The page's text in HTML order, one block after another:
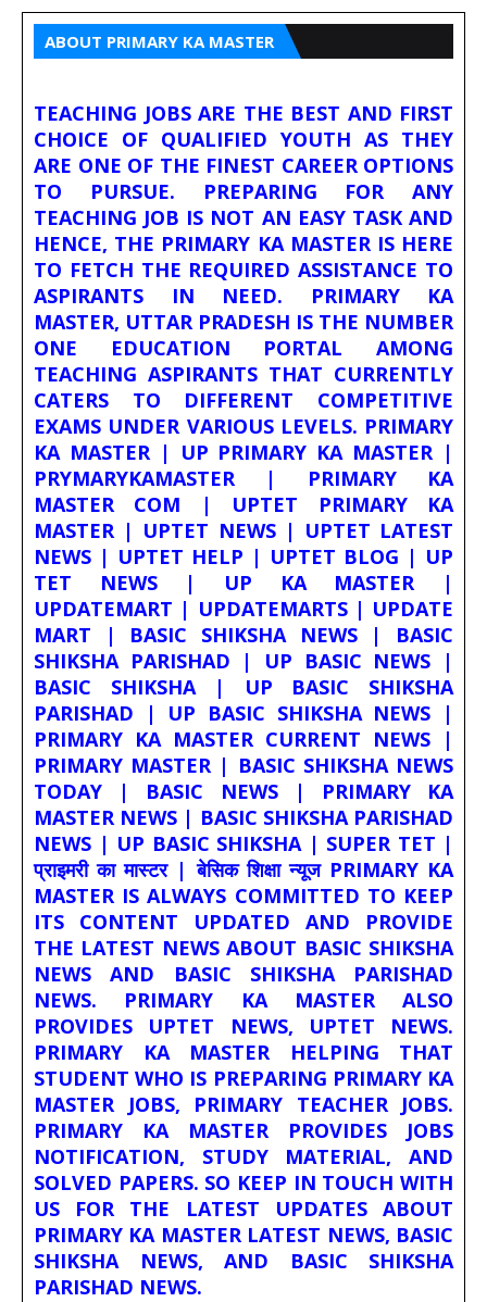
ABOUT PRIMARY KA MASTER
TEACHING JOBS ARE THE BEST AND FIRST
CHOICE OF QUALIFIED YOUTH AS THEY
ARE ONE OF THE FINEST CAREER OPTIONS
TO PURSUE. PREPARING FOR ANY
TEACHING JOB IS NOT AN EASY TASK AND
HENCE, THE PRIMARY KA MASTER IS HERE
TO FETCH THE REQUIRED ASSISTANCE TO
ASPIRANTS IN NEED. PRIMARY KA
MASTER, UTTAR PRADESH IS THE NUMBER
ONE EDUCATION PORTAL AMONG
TEACHING ASPIRANTS THAT CURRENTLY
CATERS TO DIFFERENT COMPETITIVE
EXAMS UNDER VARIOUS LEVELS. PRIMARY
KA MASTER | UP PRIMARY KA MASTER |
PRYMARYKAMASTER | PRIMARY KA
MASTER COM | UPTET PRIMARY KA
MASTER | UPTET NEWS | UPTET LATEST
NEWS | UPTET HELP | UPTET BLOG | UP
TET NEWS | UP KA MASTER |
UPDATEMART | UPDATEMARTS | UPDATE
MART | BASIC SHIKSHA NEWS | BASIC
SHIKSHA PARISHAD | UP BASIC NEWS |
BASIC SHIKSHA | UP BASIC SHIKSHA
PARISHAD | UP BASIC SHIKSHA NEWS |
PRIMARY KA MASTER CURRENT NEWS |
PRIMARY MASTER | BASIC SHIKSHA NEWS
TODAY | BASIC NEWS | PRIMARY KA
MASTER NEWS | BASIC SHIKSHA PARISHAD
NEWS | UP BASIC SHIKSHA | SUPER TET |
प्राइमरी का मास्टर | बेसिक शिक्षा न्यूज PRIMARY KA
MASTER IS ALWAYS COMMITTED TO KEEP
ITS CONTENT UPDATED AND PROVIDE
THE LATEST NEWS ABOUT BASIC SHIKSHA
NEWS AND BASIC SHIKSHA PARISHAD
NEWS. PRIMARY KA MASTER ALSO
PROVIDES UPTET NEWS, UPTET NEWS.
PRIMARY KA MASTER HELPING THAT
STUDENT WHO IS PREPARING PRIMARY KA
MASTER JOBS, PRIMARY TEACHER JOBS.
PRIMARY KA MASTER PROVIDES JOBS
NOTIFICATION, STUDY MATERIAL, AND
SOLVED PAPERS. SO KEEP IN TOUCH WITH
US FOR THE LATEST UPDATES ABOUT
PRIMARY KA MASTER LATEST NEWS, BASIC
SHIKSHA NEWS, AND BASIC SHIKSHA
PARISHAD NEWS.